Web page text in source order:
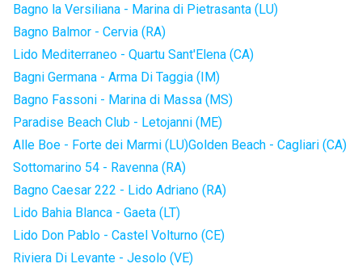
Bagno la Versiliana - Marina di Pietrasanta (LU)
Bagno Balmor - Cervia (RA)
Lido Mediterraneo - Quartu Sant'Elena (CA)
Bagni Germana - Arma Di Taggia (IM)
Bagno Fassoni - Marina di Massa (MS)
Paradise Beach Club - Letojanni (ME)
Alle Boe - Forte dei Marmi (LU)Golden Beach - Cagliari (CA)
Sottomarino 54 - Ravenna (RA)
Bagno Caesar 222 - Lido Adriano (RA)
Lido Bahia Blanca - Gaeta (LT)
Lido Don Pablo - Castel Volturno (CE)
Riviera Di Levante - Jesolo (VE)